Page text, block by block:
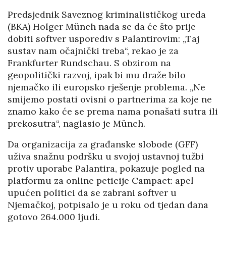
Predsjednik Saveznog kriminalističkog ureda
(BKA) Holger Münch nada se da će što prije
dobiti softver usporediv s Palantirovim: „Taj
sustav nam očajnički treba“, rekao je za
Frankfurter Rundschau. S obzirom na
geopolitički razvoj, ipak bi mu draže bilo
njemačko ili europsko rješenje problema. „Ne
smijemo postati ovisni o partnerima za koje ne
znamo kako će se prema nama ponašati sutra ili
prekosutra“, naglasio je Münch.
Da organizacija za građanske slobode (GFF)
uživa snažnu podršku u svojoj ustavnoj tužbi
protiv uporabe Palantira, pokazuje pogled na
platformu za online peticije Campact: apel
upućen politici da se zabrani softver u
Njemačkoj, potpisalo je u roku od tjedan dana
gotovo 264.000 ljudi.